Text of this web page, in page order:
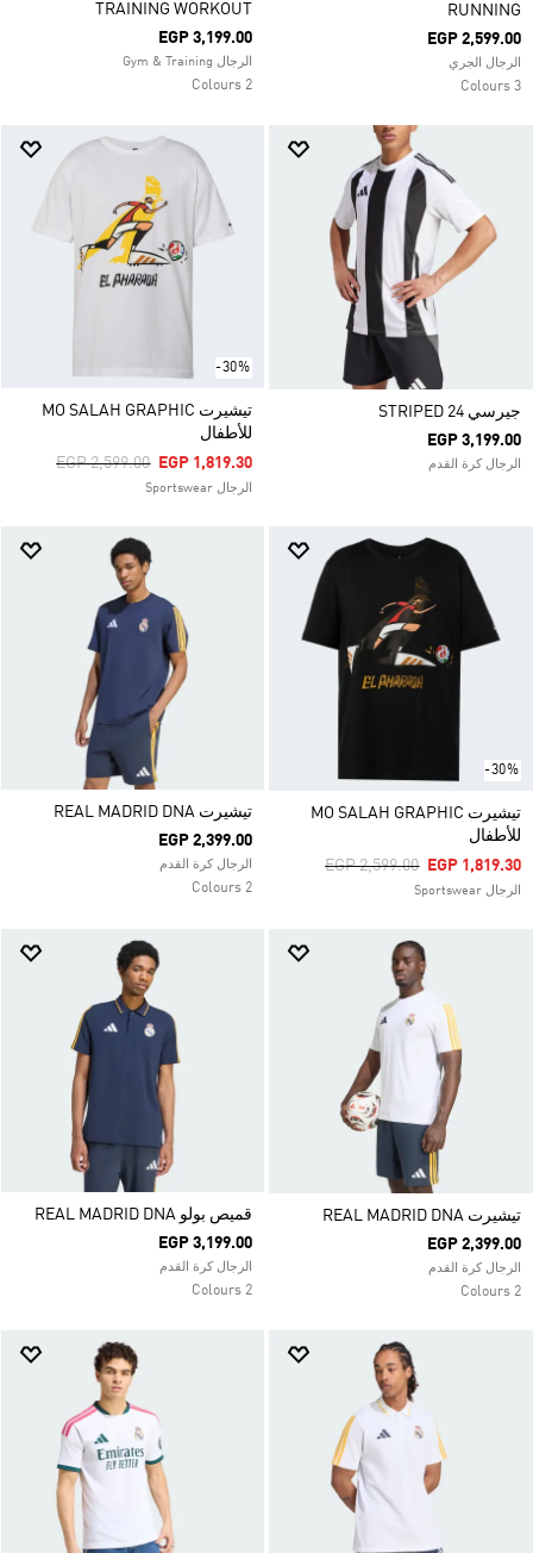
RUNNING
EGP 2,599.00
الرجال الجري
3 Colours
TRAINING WORKOUT
EGP 3,199.00
الرجال Gym & Training
2 Colours
جيرسي STRIPED 24
EGP 3,199.00
الرجال كرة القدم
-30%
تيشيرت MO SALAH GRAPHIC
للأطفال
Price Reduced From
EGP 2,599.00ToEGP 1,819.30
الرجال Sportswear
-30%
تيشيرت MO SALAH GRAPHIC
للأطفال
Price Reduced From
EGP 2,599.00ToEGP 1,819.30
الرجال Sportswear
تيشيرت REAL MADRID DNA
EGP 2,399.00
الرجال كرة القدم
2 Colours
تيشيرت REAL MADRID DNA
EGP 2,399.00
الرجال كرة القدم
2 Colours
قميص بولو REAL MADRID DNA
EGP 3,199.00
الرجال كرة القدم
2 Colours